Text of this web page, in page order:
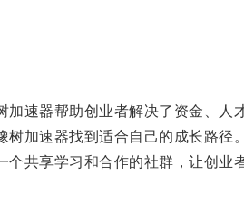
器帮助创业者解决了资金、人
加速器找到适合自己的成长路径。
享学习和合作的社群，让创业